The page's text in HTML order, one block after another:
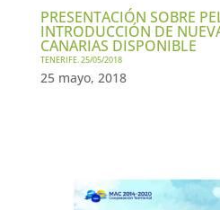
PRESENTACIÓN SOBRE
INTRODUCCIÓN DE
CANARIAS DISPONIBLE
TENERIFE. 25/05/2018
25 mayo, 2018